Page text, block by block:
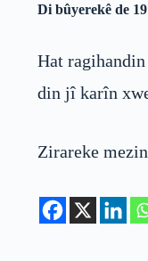
Di bûyerekê de
Hat
din jî karîn
Zirareke